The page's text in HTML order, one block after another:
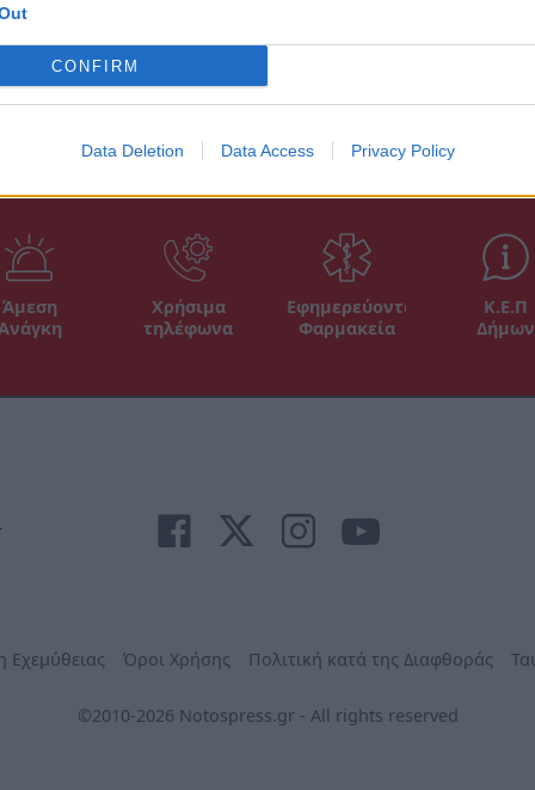
CONFIRM
Data Deletion Data Access Privacy Policy
Άμεση
Χρήσιμα
τηλέφωνα
Εφημερεύοντα
Φαρμακεία
Κ.Ε.Π
Δήμων
Εχεμύθειας Όροι Χρήσης Πολιτική κατά της Διαφθοράς
©2010-2026 Notospress.gr - All rights reserved